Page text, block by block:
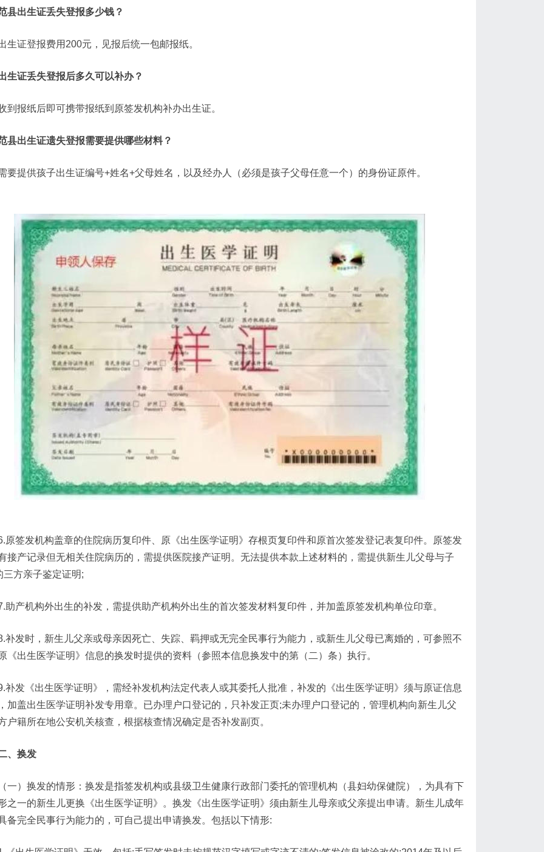
县出生证丢失登报多少钱？
生证登报费用200元，见报后统一包邮报纸。
生证丢失登报后多久可以补办？
到报纸后即可携带报纸到原签发机构补办出生证。
县出生证遗失登报需要提供哪些材料？
要提供孩子出生证编号+姓名+父母姓名，以及经办人（必须是孩子父母任意一个）的身份证原件。
原签发机构盖章的住院病历复印件、原《出生医学证明》存根页复印件和原首次签发登记表复印件。原签发
接产记录但无相关住院病历的，需提供医院接产证明。无法提供本款上述材料的，需提供新生儿父母与子
三方亲子鉴定证明;
助产机构外出生的补发，需提供助产机构外出生的首次签发材料复印件，并加盖原签发机构单位印章。
补发时，新生儿父亲或母亲因死亡、失踪、羁押或无完全民事行为能力，或新生儿父母已离婚的，可参照不
《出生医学证明》信息的换发时提供的资料（参照本信息换发中的第（二）条）执行。
补发《出生医学证明》，需经补发机构法定代表人或其委托人批准，补发的《出生医学证明》须与原证信息
加盖出生医学证明补发专用章。已办理户口登记的，只补发正页;未办理户口登记的，管理机构向新生儿父
户籍所在地公安机关核查，根据核查情况确定是否补发副页。
、换发
（一）换发的情形：换发是指签发机构或县级卫生健康行政部门委托的管理机构（县妇幼保健院），为具有下
之一的新生儿更换《出生医学证明》。换发《出生医学证明》须由新生儿母亲或父亲提出申请。新生儿成年
备完全民事行为能力的，可自己提出申请换发。包括以下情形: